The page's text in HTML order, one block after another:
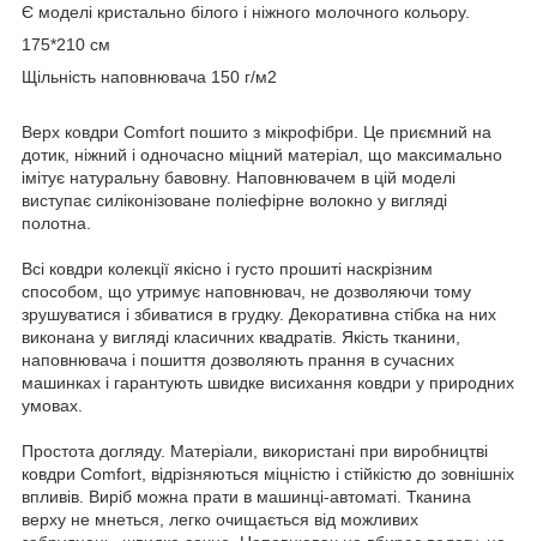
Є моделі кристально білого і ніжного молочного кольору.
175*210 см
Щільність наповнювача 150 г/м2
Верх ковдри Comfort пошито з мікрофібри. Це приємний на
дотик, ніжний і одночасно міцний матеріал, що максимально
імітує натуральну бавовну. Наповнювачем в цій моделі
виступає силіконізоване поліефірне волокно у вигляді
полотна.
Всі ковдри колекції якісно і густо прошиті наскрізним
способом, що утримує наповнювач, не дозволяючи тому
зрушуватися і збиватися в грудку. Декоративна стібка на них
виконана у вигляді класичних квадратів. Якість тканини,
наповнювача і пошиття дозволяють прання в сучасних
машинках і гарантують швидке висихання ковдри у природних
умовах.
Простота догляду. Матеріали, використані при виробництві
ковдри Comfort, відрізняються міцністю і стійкістю до зовнішніх
впливів. Виріб можна прати в машинці-автоматі. Тканина
верху не мнеться, легко очищається від можливих